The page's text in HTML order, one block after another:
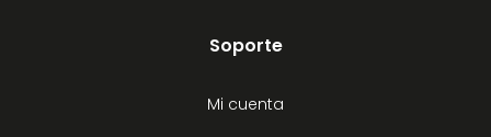
Soporte
Mi cuenta